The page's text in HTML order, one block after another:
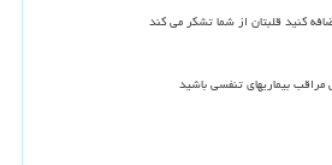
کنید قلبتان از شما تشکر می کند
بیماریهای تنفسی باشید